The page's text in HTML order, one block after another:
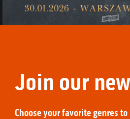
Join our
Choose your favorite genres